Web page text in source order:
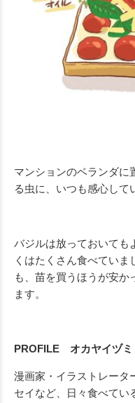
マンションのベランダに
る虫に、いつも感心して
バジルは放っておいても
くはたくさん食べていま
も、苗を買うほうが安か
ます。
PROFILE オカヤイヅミ
漫画家・イラストレータ
セイなど、日々食べてい